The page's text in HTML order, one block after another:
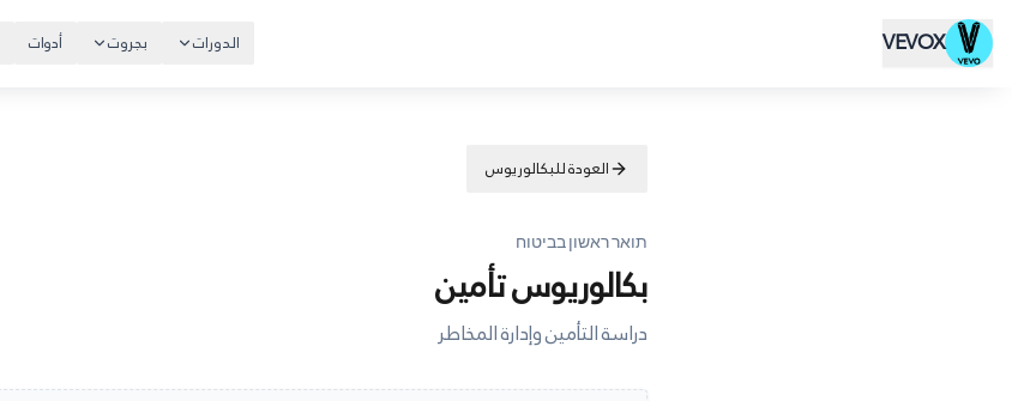
VEVOX الدورات بجروت أدوات
العودة للبكالوريوس
תואר ראשון בביטוח
بكالوريوس تأمين
دراسة التأمين وإدارة المخاطر